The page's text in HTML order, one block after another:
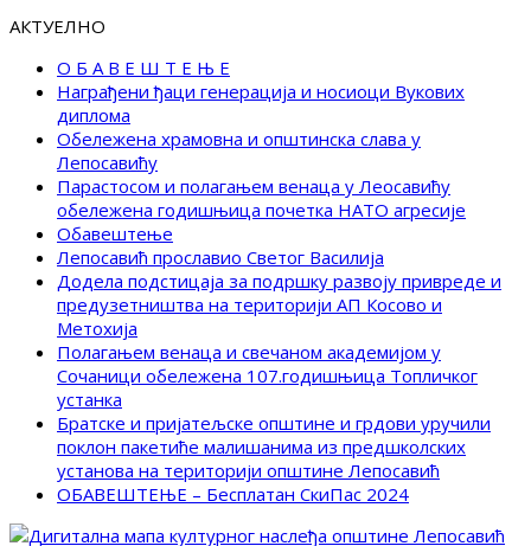
АКТУЕЛНО
О Б А В Е Ш Т Е Њ Е
Награђени ђаци генерација и носиоци Вукових
диплома
Обележена храмовна и општинска слава у
Лепосавићу
Парастосом и полагањем венаца у Леосавићу
обележена годишњица почетка НАТО агресије
Обавештење
Лепосавић прославио Светог Василија
Додела подстицаја за подршку развоју привреде и
предузетништва на територији АП Косово и
Метохија
Полагањем венаца и свечаном академијом у
Сочаници обележена 107.годишњица Топличког
устанка
Братске и пријатељске општине и грдови уручили
поклон пакетиће малишанима из предшколских
установа на територији општине Лепосавић
ОБАВЕШТЕЊЕ – Бесплатан СкиПас 2024